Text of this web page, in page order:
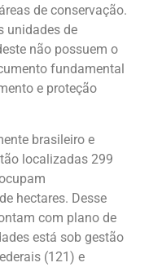
de conservação.
unidades de
não possuem o
fundamental
e proteção
brasileiro e
localizadas 299
hectares. Desse
com plano de
está sob gestão
(121) e